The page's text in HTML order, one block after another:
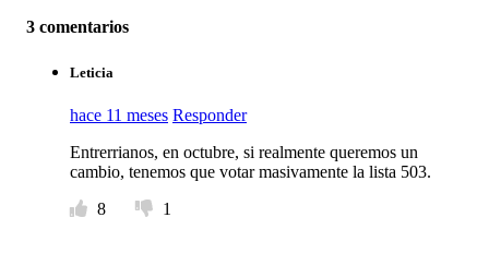
3 comentarios
Leticia
hace 11 meses Responder
Entrerrianos, en octubre, si realmente queremos un
cambio, tenemos que votar masivamente la lista 503.
8
1